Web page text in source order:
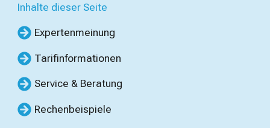
Inhalte dieser Seite
Expertenmeinung
Tarifinformationen
Service & Beratung
Rechenbeispiele